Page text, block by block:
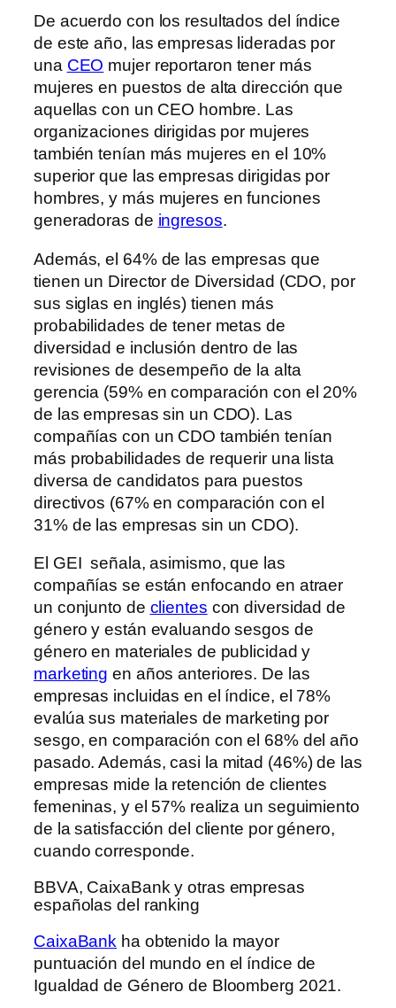
De acuerdo con los resultados del índice
de este año, las empresas lideradas por
una CEO mujer reportaron tener más
mujeres en puestos de alta dirección que
aquellas con un CEO hombre. Las
organizaciones dirigidas por mujeres
también tenían más mujeres en el 10%
superior que las empresas dirigidas por
hombres, y más mujeres en funciones
generadoras de ingresos.
Además, el 64% de las empresas que
tienen un Director de Diversidad (CDO, por
sus siglas en inglés) tienen más
probabilidades de tener metas de
diversidad e inclusión dentro de las
revisiones de desempeño de la alta
gerencia (59% en comparación con el 20%
de las empresas sin un CDO). Las
compañías con un CDO también tenían
más probabilidades de requerir una lista
diversa de candidatos para puestos
directivos (67% en comparación con el
31% de las empresas sin un CDO).
El GEI señala, asimismo, que las
compañías se están enfocando en atraer
un conjunto de clientes con diversidad de
género y están evaluando sesgos de
género en materiales de publicidad y
marketing en años anteriores. De las
empresas incluidas en el índice, el 78%
evalúa sus materiales de marketing por
sesgo, en comparación con el 68% del año
pasado. Además, casi la mitad (46%) de las
empresas mide la retención de clientes
femeninas, y el 57% realiza un seguimiento
de la satisfacción del cliente por género,
cuando corresponde.
BBVA, CaixaBank y otras empresas
españolas del ranking
CaixaBank ha obtenido la mayor
puntuación del mundo en el índice de
Igualdad de Género de Bloomberg 2021.